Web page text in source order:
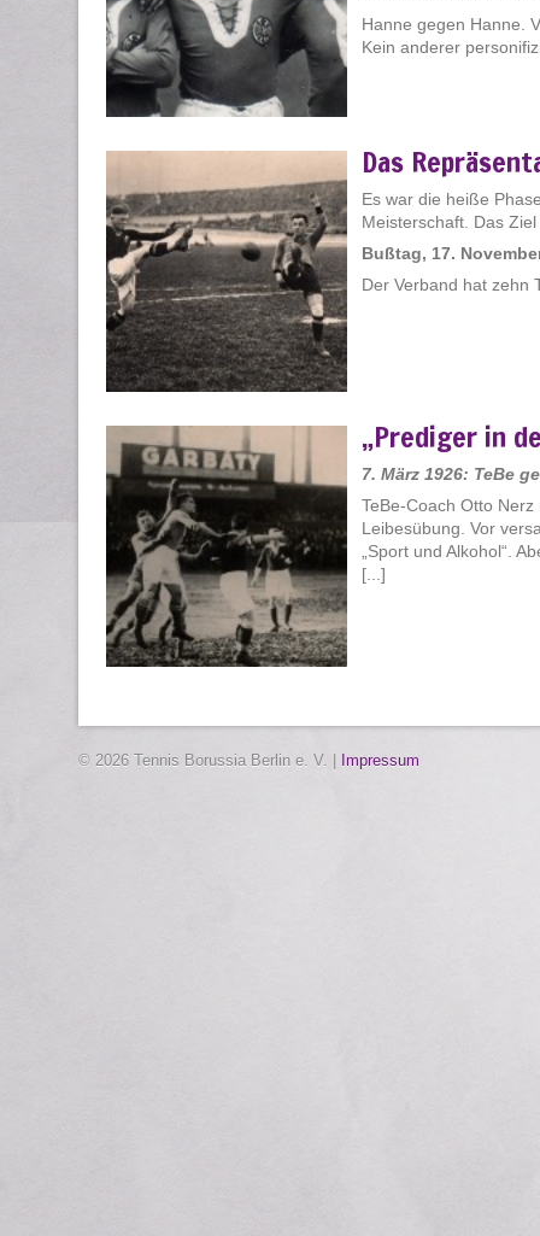
Hanne gegen Hanne.
Kein anderer
Das
Es war die heiße
Meisterschaft. Das
Bußtag, 17.
Der Verband hat zehn
„Prediger in
7. März 1926: TeBe
TeBe-Coach Otto
Leibesübung. Vor
„Sport und Alkohol“.
[...]
© 2026 Tennis Borussia Berlin e. V. | Impressum